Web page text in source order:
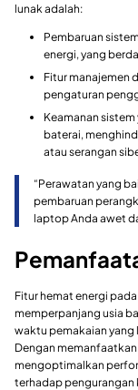
lunak adalah:
Pembaruan
energi, yang
Fitur manajemen
pengaturan
Keamanan
baterai,
atau serangan
“Perawatan yang
pembaruan
laptop Anda awet
Fitur hemat energi
memperpanjang usia
waktu pemakaian yang
Dengan
mengoptimalkan
terhadap pengurangan